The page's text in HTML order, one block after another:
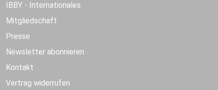
IBBY - Internationales
Mitgliedschaft
Presse
Newsletter abonnieren
Kontakt
Vertrag widerrufen